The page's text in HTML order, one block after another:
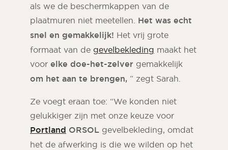
als we de beschermkappen van de
plaatmuren niet meetellen. Het was echt
snel en gemakkelijk! Het vrij grote
formaat van de gevelbekleding maakt het
voor elke doe-het-zelver gemakkelijk
om het aan te brengen, ” zegt Sarah.
Ze voegt eraan toe: “We konden niet
gelukkiger zijn met onze keuze voor
Portland ORSOL gevelbekleding, omdat
het de afwerking is die we wilden op het